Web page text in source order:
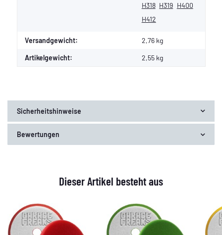
H318 H319 H400
H412
Versandgewicht: 2,76 kg
Artikelgewicht: 2,55 kg
Sicherheitshinweise
Bewertungen
Dieser Artikel besteht aus